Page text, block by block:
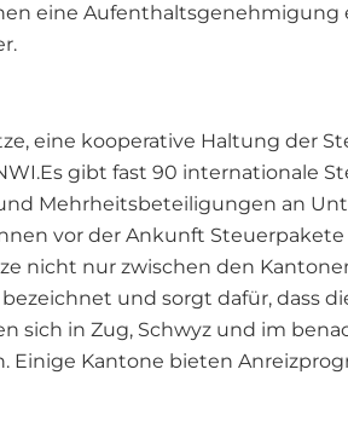
eine Aufenthaltsgenehmigung
eine kooperative Haltung der
gibt fast 90 internationale
Mehrheitsbeteiligungen an
vor der Ankunft
nicht nur zwischen den
und sorgt dafür, dass
sich in Zug, Schwyz und im
Einige Kantone bieten